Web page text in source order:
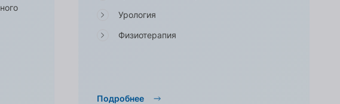
Урология
Физиотерапия
Подробнее